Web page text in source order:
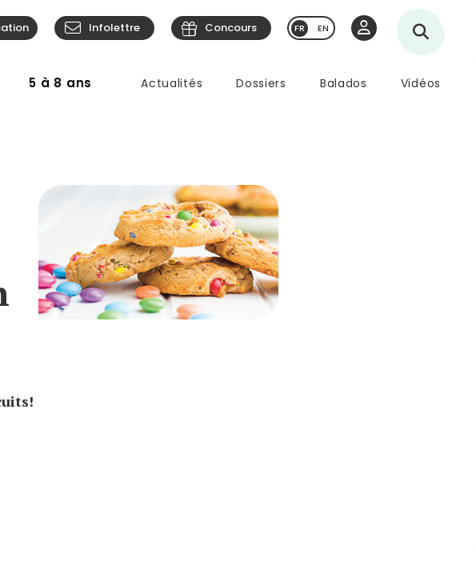
5 à 8 ans Actualités Dossiers Balados Vidéos
Infolettre Concours EN